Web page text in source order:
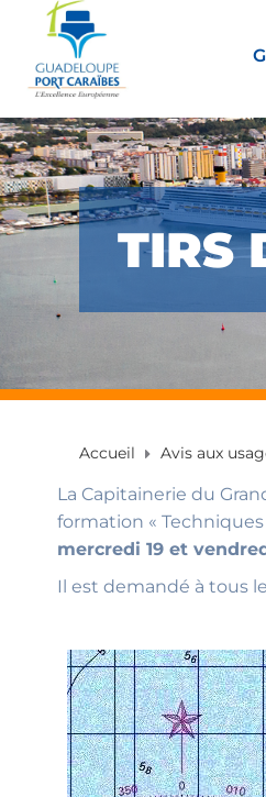
TIRS
Accueil Avis aux
La Capitainerie du
formation «
mercredi 19 et
Il est demandé à tous